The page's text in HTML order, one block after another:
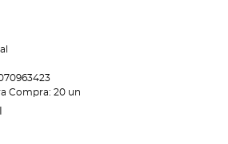
Compra: 20 un